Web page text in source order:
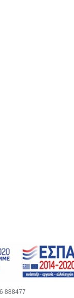
888477